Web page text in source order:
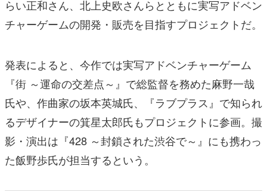
らい正和さん、北上史欧さんらとともに実写アドベン
チャーゲームの開発・販売を目指すプロジェクトだ。
発表によると、今作では実写アドベンチャーゲーム
『街 ～運命の交差点～』で総監督を務めた麻野一哉
氏や、作曲家の坂本英城氏、『ラブプラス』で知られ
るデザイナーの箕星太郎氏もプロジェクトに参画。撮
影・演出は『428 ～封鎖された渋谷で～』にも携わっ
た飯野歩氏が担当するという。